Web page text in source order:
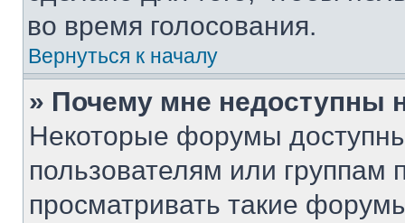
во время голосования.
Вернуться к началу
» Почему мне недоступны
Некоторые форумы
пользователям или группам
просматривать такие